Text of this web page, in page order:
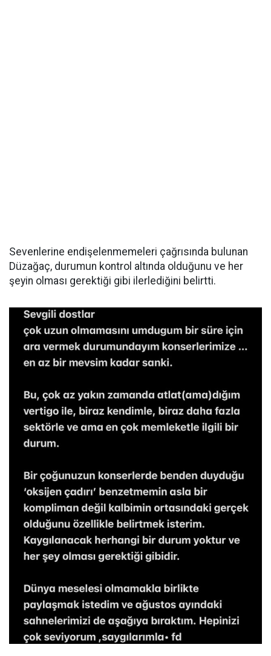
Sevenlerine endişelenmemeleri çağrısında bulunan
Düzağaç, durumun kontrol altında olduğunu ve her
şeyin olması gerektiği gibi ilerlediğini belirtti.